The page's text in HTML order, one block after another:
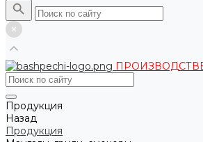
Продукция
Назад
Продукция